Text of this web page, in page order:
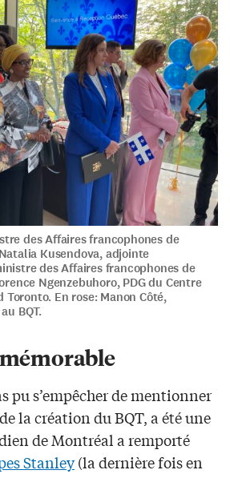
des Affaires francophones de
Kusendova, adjointe
des Affaires francophones de
Ngenzebuhoro, PDG du Centre
En rose: Manon Côté,
BQT.
mémorable
pu s’empêcher de mentionner
la création du BQT, a été une
de Montréal a remporté
Stanley(la dernière fois en